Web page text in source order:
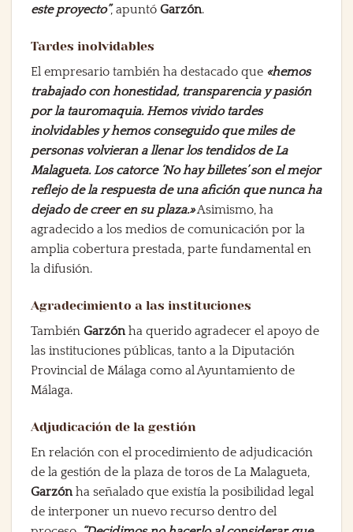
este proyecto”, apuntó Garzón.
Tardes inolvidables
El empresario también ha destacado que «hemos
trabajado con honestidad, transparencia y pasión
por la tauromaquia. Hemos vivido tardes
inolvidables y hemos conseguido que miles de
personas volvieran a llenar los tendidos de La
Malagueta. Los catorce ‘No hay billetes’ son el mejor
reflejo de la respuesta de una afición que nunca ha
dejado de creer en su plaza.»Asimismo, ha
agradecido a los medios de comunicación por la
amplia cobertura prestada, parte fundamental en
la difusión.
Agradecimiento a las instituciones
También Garzónha querido agradecer el apoyo de
las instituciones públicas, tanto a la Diputación
Provincial de Málaga como al Ayuntamiento de
Málaga.
Adjudicación de la gestión
En relación con el procedimiento de adjudicación
de la gestión de la plaza de toros de La Malagueta,
Garzónha señalado que existía la posibilidad legal
de interponer un nuevo recurso dentro del